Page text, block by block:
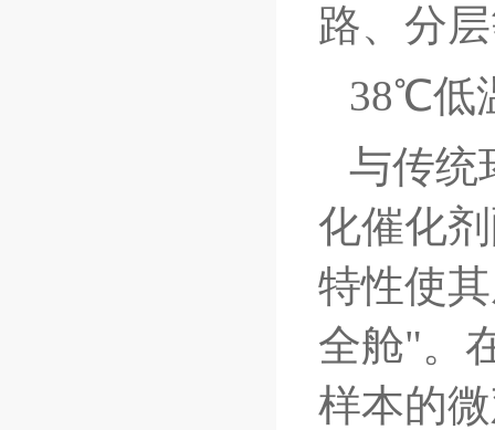
路、分
38℃低
与传统
化催化
特性使
全舱"。
样本的